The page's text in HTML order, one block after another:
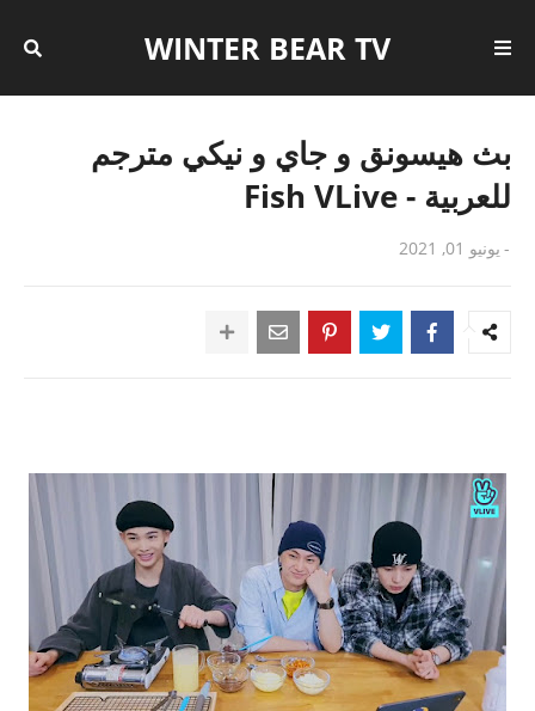
WINTER BEAR TV
بث هيسونق و جاي و نيكي مترجم
للعربية - Fish VLive
- يونيو 01, 2021